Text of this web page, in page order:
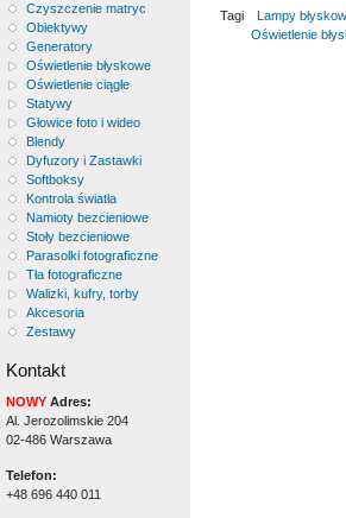
Czyszczenie matryc
Obiektywy
Generatory
Oświetlenie błyskowe
Oświetlenie ciągłe
Statywy
Głowice foto i wideo
Blendy
Dyfuzory i Zastawki
Softboksy
Kontrola światła
Namioty bezcieniowe
Stoły bezcieniowe
Parasolki fotograficzne
Tła fotograficzne
Walizki, kufry, torby
Akcesoria
Zestawy
Kontakt
NOWY Adres:
Al. Jerozolimskie 204
02-486 Warszawa
Telefon:
+48 696 440 011
Tagi Lampy
Oświetlenie